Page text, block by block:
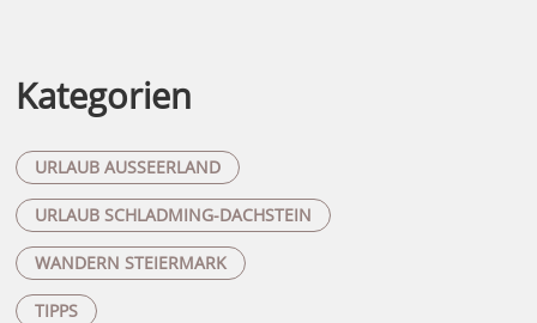
Kategorien
URLAUB AUSSEERLAND
URLAUB SCHLADMING-DACHSTEIN
WANDERN STEIERMARK
TIPPS